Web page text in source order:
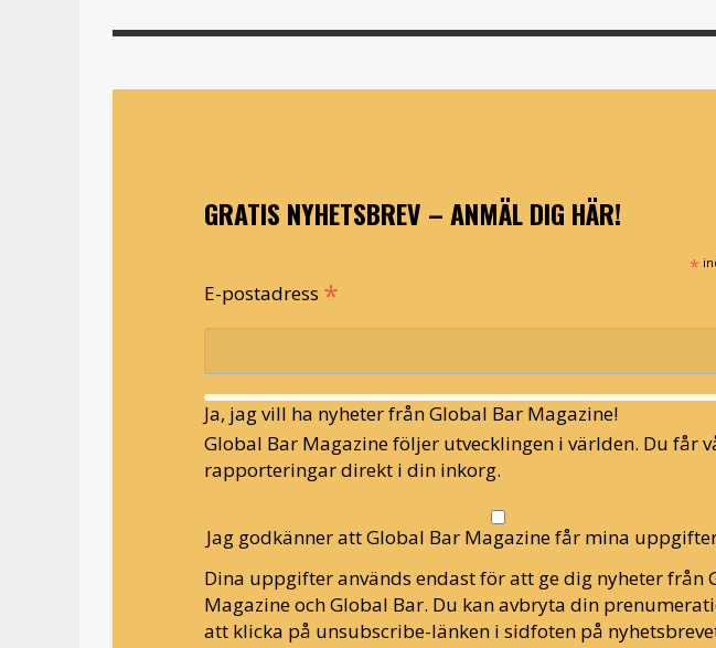
GRATIS NYHETSBREV – ANMÄL DIG HÄR!
*
E-postadress *
Ja, jag vill ha nyheter från Global Bar Magazine!
Global Bar Magazine följer utvecklingen i världen. Du får
rapporteringar direkt i din inkorg.
Jag godkänner att Global Bar Magazine får mina
Dina uppgifter används endast för att ge dig nyheter från
Magazine och Global Bar. Du kan avbryta din
att klicka på unsubscribe-länken i sidfoten på